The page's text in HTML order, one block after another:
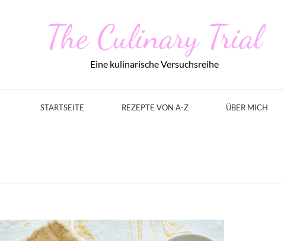
The Culinary Trial
Eine kulinarische Versuchsreihe
STARTSEITE REZEPTE VON A-Z ÜBER MICH